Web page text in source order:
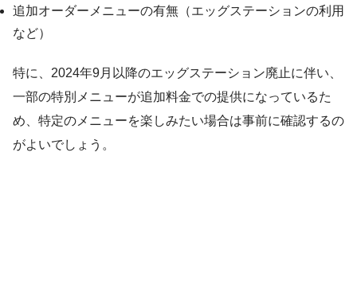
追加オーダーメニューの有無（エッグステーションの利用
など）
特に、2024年9月以降のエッグステーション廃止に伴い、
一部の特別メニューが追加料金での提供になっているた
め、特定のメニューを楽しみたい場合は事前に確認するの
がよいでしょう。